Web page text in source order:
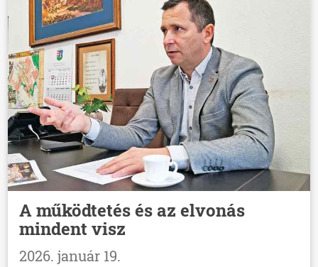
A működtetés és az elvonás
mindent visz
2026. január 19.